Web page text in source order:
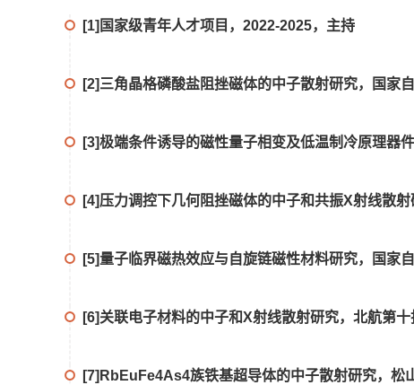
[1]国家级青年人才项目，2022-2025，主持
[2]三角晶格磷酸盐阻挫磁体的中子散射研究，国家
[3]极端条件诱导的磁性量子相变及低温制冷原理器
[4]压力调控下几何阻挫磁体的中子和共振X射线散
[5]量子临界磁热效应与自旋链磁性材料研究，国家
[6]关联电子材料的中子和X射线散射研究，北航第
[7]RbEuFe4As4族铁基超导体的中子散射研究，松